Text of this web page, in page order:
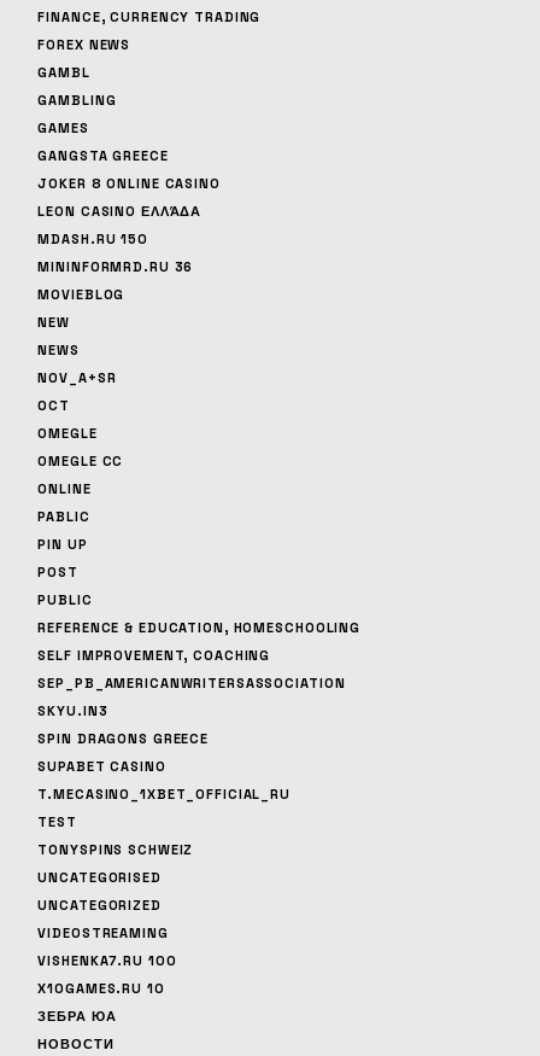
FINANCE, CURRENCY TRADING
FOREX NEWS
GAMBL
GAMBLING
GAMES
GANGSTA GREECE
JOKER 8 ONLINE CASINO
LEON CASINO ΕΛΛΆΔΑ
MDASH.RU 150
MININFORMRD.RU 36
MOVIEBLOG
NEW
NEWS
NOV_A+SR
OCT
OMEGLE
OMEGLE CC
ONLINE
PABLIC
PIN UP
POST
PUBLIC
REFERENCE & EDUCATION, HOMESCHOOLING
SELF IMPROVEMENT, COACHING
SEP_PB_AMERICANWRITERSASSOCIATION
SKYU.IN3
SPIN DRAGONS GREECE
SUPABET CASINO
T.MECASINO_1XBET_OFFICIAL_RU
TEST
TONYSPINS SCHWEIZ
UNCATEGORISED
UNCATEGORIZED
VIDEOSTREAMING
VISHENKA7.RU 100
X10GAMES.RU 10
ЗЕБРА ЮА
НОВОСТИ